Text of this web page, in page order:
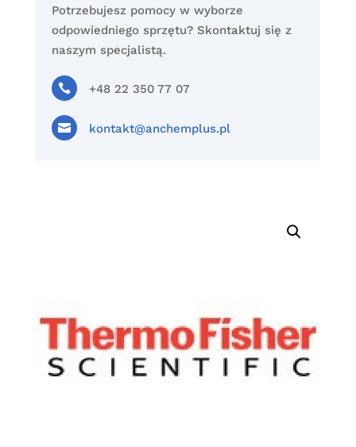
Potrzebujesz pomocy w wyborze
odpowiedniego sprzętu? Skontaktuj się z
naszym specjalistą.
 +48 22 350 77 07
 kontakt@anchemplus.pl